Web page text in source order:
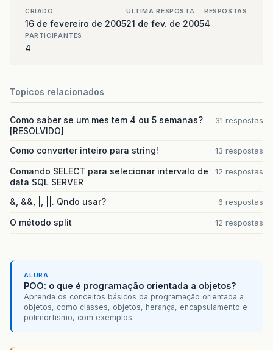
CRIADO
16 de fevereiro de 2005
ULTIMA RESPOSTA
21 de fev. de 2005
RESPOSTAS
4
PARTICIPANTES
4
Topicos relacionados
Como saber se um mes tem 4 ou 5 semanas?
[RESOLVIDO]
31 respostas
Como converter inteiro para string! 13 respostas
Comando SELECT para selecionar intervalo de
data SQL SERVER
12 respostas
&, &&, |, ||. Qndo usar? 6 respostas
O método split 12 respostas
ALURA
POO: o que é programação orientada a objetos?
Aprenda os conceitos básicos da programação orientada a
objetos, como classes, objetos, herança, encapsulamento e
polimorfismo, com exemplos.